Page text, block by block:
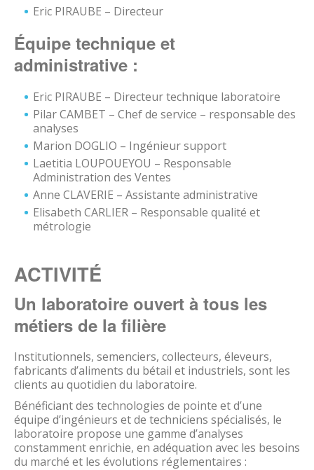
Eric PIRAUBE – Directeur
Équipe technique et
administrative :
Eric PIRAUBE – Directeur technique laboratoire
Pilar CAMBET – Chef de service – responsable des
analyses
Marion DOGLIO – Ingénieur support
Laetitia LOUPOUEYOU – Responsable
Administration des Ventes
Anne CLAVERIE – Assistante administrative
Elisabeth CARLIER – Responsable qualité et
métrologie
ACTIVITÉ
Un laboratoire ouvert à tous les
métiers de la filière
Institutionnels, semenciers, collecteurs, éleveurs,
fabricants d’aliments du bétail et industriels, sont les
clients au quotidien du laboratoire.
Bénéficiant des technologies de pointe et d’une
équipe d’ingénieurs et de techniciens spécialisés, le
laboratoire propose une gamme d’analyses
constamment enrichie, en adéquation avec les besoins
du marché et les évolutions réglementaires :